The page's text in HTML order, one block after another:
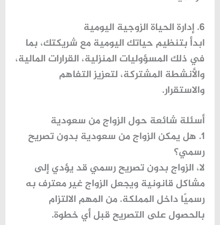
6. إدارة الحياة الزوجية اليومية
ابدأ بتنظيم حياتك اليومية مع شريكتك، بما
في ذلك المسؤوليات المنزلية، القرارات المالية،
والأنشطة المشتركة، لتعزيز التفاهم
والاستقرار.
أسئلة شائعة حول الزواج من سعودية
1. هل يمكن الزواج من سعودية بدون تصريح
رسمي؟
لا، الزواج بدون تصريح رسمي قد يؤدي إلى
مشاكل قانونية ويجعل الزواج غير معترف به
رسميًا داخل المملكة. من المهم الالتزام
بالحصول على التصريح قبل أي خطوة.